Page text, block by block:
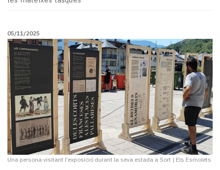
05/11/2025
Una persona visitant l'exposició durant la seva estada a Sort | Els Esmolets